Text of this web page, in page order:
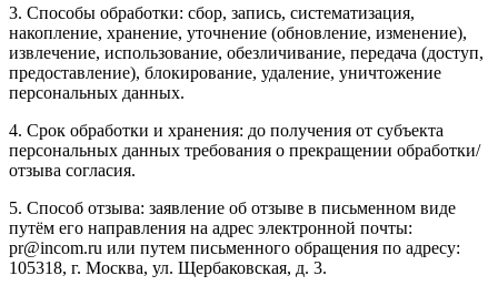
3. Способы обработки: сбор, запись, систематизация,
накопление, хранение, уточнение (обновление, изменение),
извлечение, использование, обезличивание, передача (доступ,
предоставление), блокирование, удаление, уничтожение
персональных данных.
4. Срок обработки и хранения: до получения от субъекта
персональных данных требования о прекращении обработки/
отзыва согласия.
5. Способ отзыва: заявление об отзыве в письменном виде
путём его направления на адрес электронной почты:
pr@incom.ru или путем письменного обращения по адресу:
105318, г. Москва, ул. Щербаковская, д. 3.